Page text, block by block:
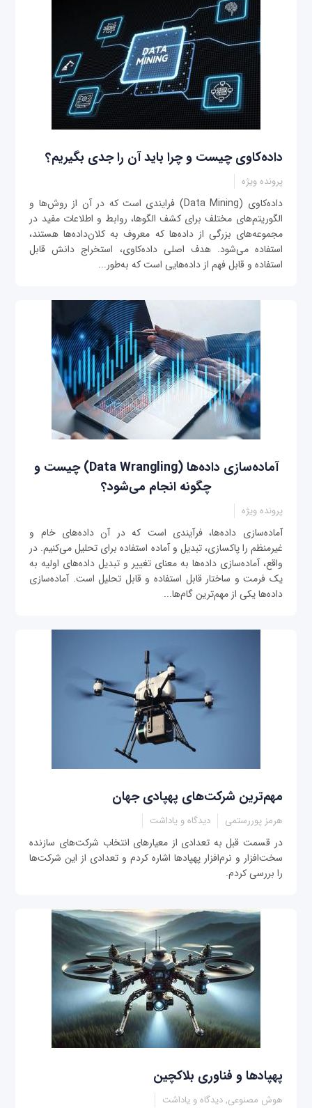
داده‌کاوی چیست و چرا باید آن را جدی بگیریم؟
پرونده ویژه
داده‌کاوی (Data Mining) فرایندی است که در آن از روش‌ها و
الگوریتم‌های مختلف برای کشف الگوها، روابط و اطلاعات مفید در
مجموعه‌های بزرگی از داده‌ها که معروف به کلان‌داده‌ها هستند،
استفاده می‌شود. هدف اصلی داده‌کاوی، استخراج دانش قابل
استفاده و قابل فهم از داده‌هایی است که به‌طور...
آماده‌سازی داده‌ها (Data Wrangling) چیست و
چگونه انجام می‌شود؟
پرونده ویژه
آماده‌سازی داده‌ها، فرآیندی است که در آن داده‌های خام و
غیرمنظم را پاک‎سازی، تبدیل و آماده استفاده برای تحلیل می‌کنیم. در
واقع، آماده‌سازی داده‌ها به معنای تغییر و تبدیل داده‌های اولیه به
یک فرمت و ساختار قابل استفاده و قابل تحلیل است. آماده‌سازی
داده‌ها یکی از مهم‌ترین گام‌ها...
مهم‌ترین شرکت‌های پهپادی جهان
هرمز پوررستمی دیدگاه و یاداشت
در قسمت قبل به تعدادی از معیارهای انتخاب شرکت‌های سازنده
سخت‌افزار و نرم‌افزار پهپادها اشاره کردم و تعدادی از این شرکت‌ها
را بررسی کردم.
پهپادها و فناوری بلاکچین
هوش مصنوعی, دیدگاه و یاداشت